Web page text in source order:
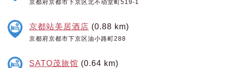
京都府京都市下京区北不动堂町519-1
京都站美居酒店 (0.88 km)
京都府京都市下京区油小路町288
SATO茂旅馆 (0.64 km)